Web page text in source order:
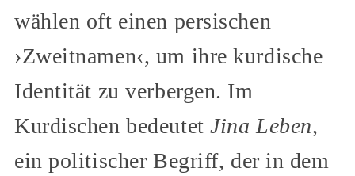
wählen oft einen persischen
›Zweitnamen‹, um ihre kurdische
Identität zu verbergen. Im
Kurdischen bedeutetJina Leben,
ein politischer Begriff, der in dem